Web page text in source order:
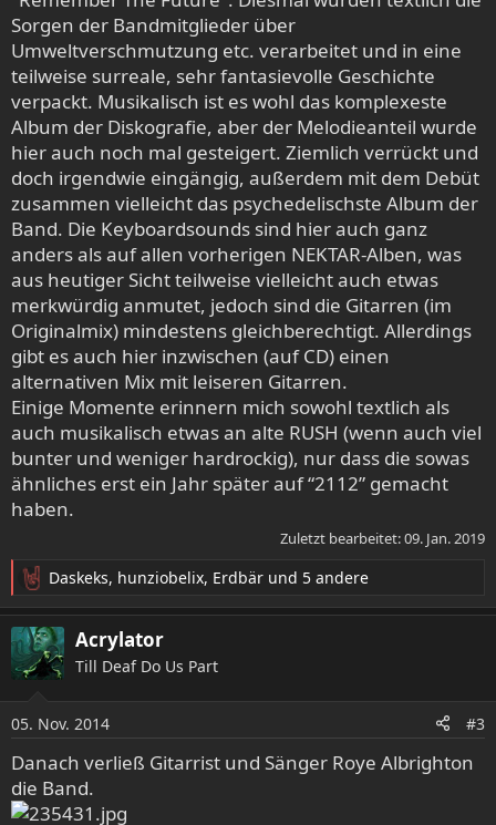
Sorgen der Bandmitglieder über
Umweltverschmutzung etc. verarbeitet und in eine
teilweise surreale, sehr fantasievolle Geschichte
verpackt. Musikalisch ist es wohl das komplexeste
Album der Diskografie, aber der Melodieanteil wurde
hier auch noch mal gesteigert. Ziemlich verrückt und
doch irgendwie eingängig, außerdem mit dem Debüt
zusammen vielleicht das psychedelischste Album der
Band. Die Keyboardsounds sind hier auch ganz
anders als auf allen vorherigen NEKTAR-Alben, was
aus heutiger Sicht teilweise vielleicht auch etwas
merkwürdig anmutet, jedoch sind die Gitarren (im
Originalmix) mindestens gleichberechtigt. Allerdings
gibt es auch hier inzwischen (auf CD) einen
alternativen Mix mit leiseren Gitarren.
Einige Momente erinnern mich sowohl textlich als
auch musikalisch etwas an alte RUSH (wenn auch viel
bunter und weniger hardrockig), nur dass die sowas
ähnliches erst ein Jahr später auf “2112” gemacht
haben.
Zuletzt bearbeitet:09. Jan. 2019
R
e
a
k
t
n
e
n
:
Daskeks, hunziobelix, Erdbär und 5 andere
Acrylator
Till Deaf Do Us Part
05. Nov. 2014 #3
Danach verließ Gitarrist und Sänger Roye Albrighton
die Band.